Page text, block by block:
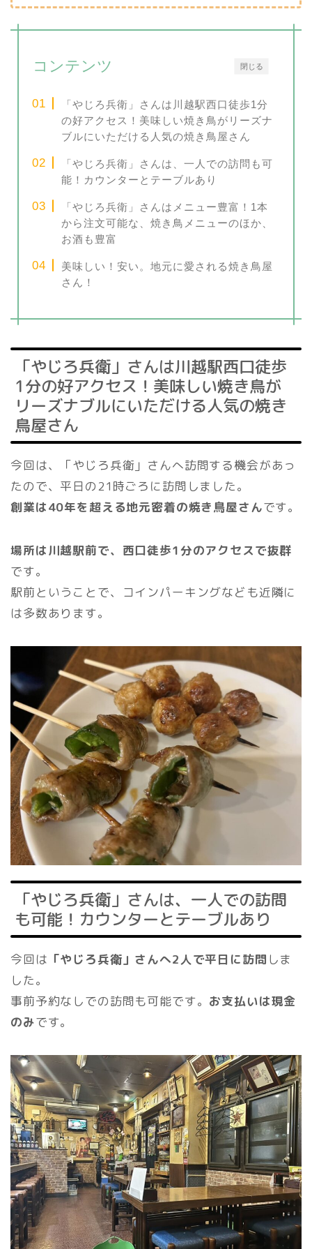
閉じる
コンテンツ
「やじろ兵衛」さんは川越駅西口徒歩1分
の好アクセス！美味しい焼き鳥がリーズナ
ブルにいただける人気の焼き鳥屋さん
「やじろ兵衛」さんは、一人での訪問も可
能！カウンターとテーブルあり
「やじろ兵衛」さんはメニュー豊富！1本
から注文可能な、焼き鳥メニューのほか、
お酒も豊富
美味しい！安い。地元に愛される焼き鳥屋
さん！
「やじろ兵衛」さんは川越駅西口徒歩
1分の好アクセス！美味しい焼き鳥が
リーズナブルにいただける人気の焼き
鳥屋さん
今回は、「やじろ兵衛」さんへ訪問する機会があっ
たので、平日の21時ごろに訪問しました。
創業は40年を超える地元密着の焼き鳥屋さんです。
場所は川越駅前で、西口徒歩1分のアクセスで抜群
です。
駅前ということで、コインパーキングなども近隣に
は多数あります。
「やじろ兵衛」さんは、一人での訪問
も可能！カウンターとテーブルあり
今回は 「やじろ兵衛」さんへ2人で平日に訪問 しま
した。
事前予約なしでの訪問も可能です。 お支払いは現金
のみです。